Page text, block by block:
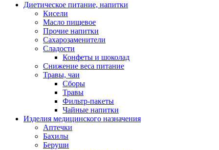
Диетическое питание, напитки
Кисели
Масло пищевое
Прочие напитки
Сахарозаменители
Сладости
Конфеты и шоколад
Снижение веса питание
Травы, чаи
Сборы
Травы
Фильтр-пакеты
Чайные напитки
Изделия медицинского назначения
Аптечки
Бахилы
Беруши